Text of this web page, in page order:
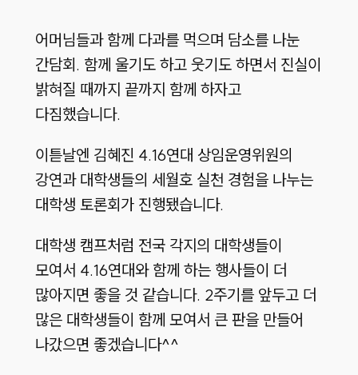
어머님들과 함께 다과를 먹으며 담소를 나눈
간담회. 함께 울기도 하고 웃기도 하면서 진실이
밝혀질 때까지 끝까지 함께 하자고
다짐했습니다.
이튿날엔 김혜진 4.16연대 상임운영위원의
강연과 대학생들의 세월호 실천 경험을 나누는
대학생 토론회가 진행됐습니다.
대학생 캠프처럼 전국 각지의 대학생들이
모여서 4.16연대와 함께 하는 행사들이 더
많아지면 좋을 것 같습니다. 2주기를 앞두고 더
많은 대학생들이 함께 모여서 큰 판을 만들어
나갔으면 좋겠습니다^^